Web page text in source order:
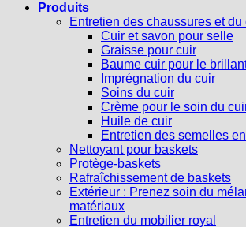
Produits
Entretien des chaussures et du
Cuir et savon pour selle
Graisse pour cuir
Baume cuir pour le
Imprégnation du cuir
Soins du cuir
Crème pour le soin du
Huile de cuir
Entretien des semelles
Nettoyant pour baskets
Protège-baskets
Rafraîchissement de baskets
Extérieur : Prenez soin du
matériaux
Entretien du mobilier royal